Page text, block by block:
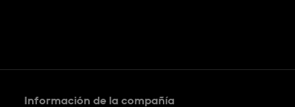
Información de la compañía